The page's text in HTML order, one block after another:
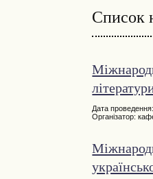
Список
Дата
Організатор: